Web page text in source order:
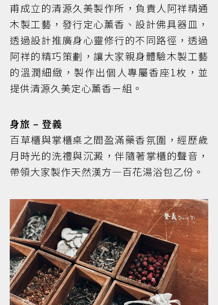
甫成立的清源久美製作所，負責人阿祥精通
木製工藝，發行定心薰香、設計佛具器皿，
透過設計推廣身心靈修行的不同路徑，透過
阿祥的精巧策劃，讓大家親身體驗木製工藝
的溫潤細緻，製作出個人專屬香座1枚，並
提供清源久美定心薰香ㄧ組。
身旅 – 登義
百草櫃與掌櫃桌之間盈滿藥香氛圍，經歷歲
月時光的洗禮與沉澱，伴隨著掌櫃的聲音，
帶領大家製作天然漢方—百花湯浴包乙份。